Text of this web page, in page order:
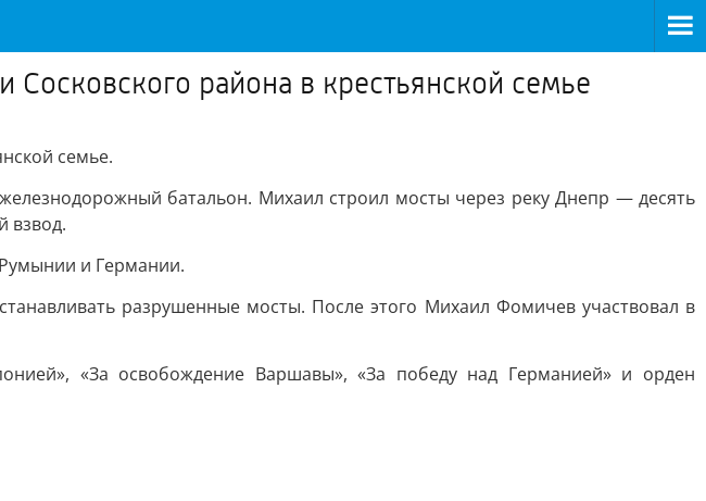
района в крестьянской семье
семье.
батальон. Михаил строил мосты через реку Днепр — десять
взвод.
и Германии.
разрушенные мосты. После этого Михаил Фомичев участвовал в
«За освобождение Варшавы», «За победу над Германией» и орден